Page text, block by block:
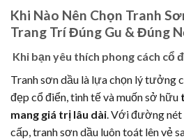
Khi Nào Nên Chọn Tranh
Trang Trí Đúng Gu & Đúng
Khi bạn yêu thích phong cách cổ
Tranh sơn dầu là lựa chọn lý tưởng
đẹp cổ điển, tinh tế và muốn sở hữu
mang giá trị lâu dài . Với đường
cấp, tranh sơn dầu luôn toát lên vẻ